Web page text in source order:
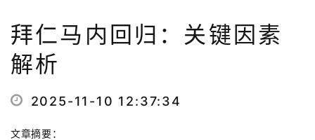
拜仁马内回归：关键因素
解析
2025-11-10 12:37:34
文章摘要：